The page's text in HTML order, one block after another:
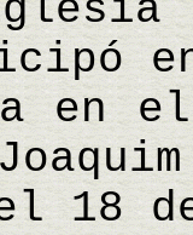
en el
18